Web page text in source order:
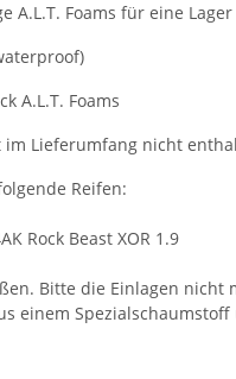
A.L.T. Foams für eine
A.L.T. Foams
im Lieferumfang nicht
Reifen:
Rock Beast XOR 1.9
Bitte die Einlagen nicht
einem